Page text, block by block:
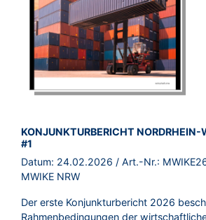
BROSCHÜRE:
KONJUNKTURBERICHT
#1
Datum: 24.02.2026 / Art.-Nr.:
MWIKE NRW
Der erste Konjunkturbericht 2026
Rahmenbedingungen der